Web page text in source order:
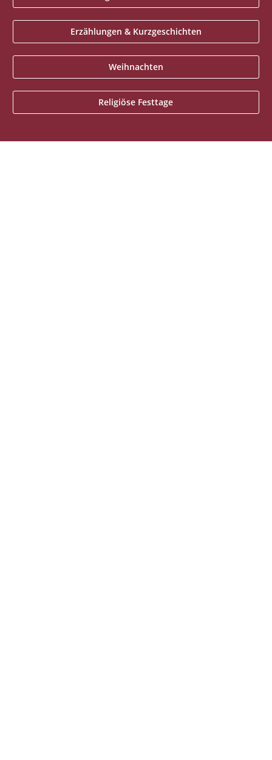
Erzählungen & Kurzgeschichten
Weihnachten
Religiöse Festtage